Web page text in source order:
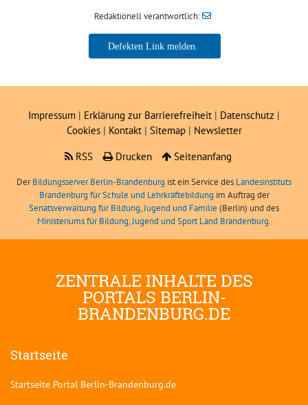
Redaktionell verantwortlich:
Impressum | Erklärung zur Barrierefreiheit | Datenschutz |
Cookies| Kontakt | Sitemap| Newsletter
RSS
Drucken Seitenanfang
DerBildungsserver Berlin-Brandenburg ist ein Service des Landesinstituts
Brandenburg für Schule und Lehrkräftebildung im Auftrag der
Senatsverwaltung für Bildung, Jugend und Familie (Berlin) und des
Ministeriums für Bildung, Jugend und Sport Land Brandenburg.
ZENTRALE INHALTE DES
PORTALS BERLIN-
BRANDENBURG.DE
Startseite
Startseite Portal Berlin-Brandenburg.de